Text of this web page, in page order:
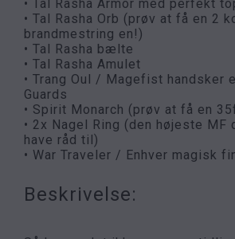
• Tal Rasha Armor med perfekt
• Tal Rasha Orb (prøv at få en 2
brandmestring en!)
• Tal Rasha bælte
• Tal Rasha Amulet
• Trang Oul / Magefist handsker
Guards
• Spirit Monarch (prøv at få en
• 2x Nagel Ring (den højeste MF
have råd til)
• War Traveler / Enhver magisk
Beskrivelse: